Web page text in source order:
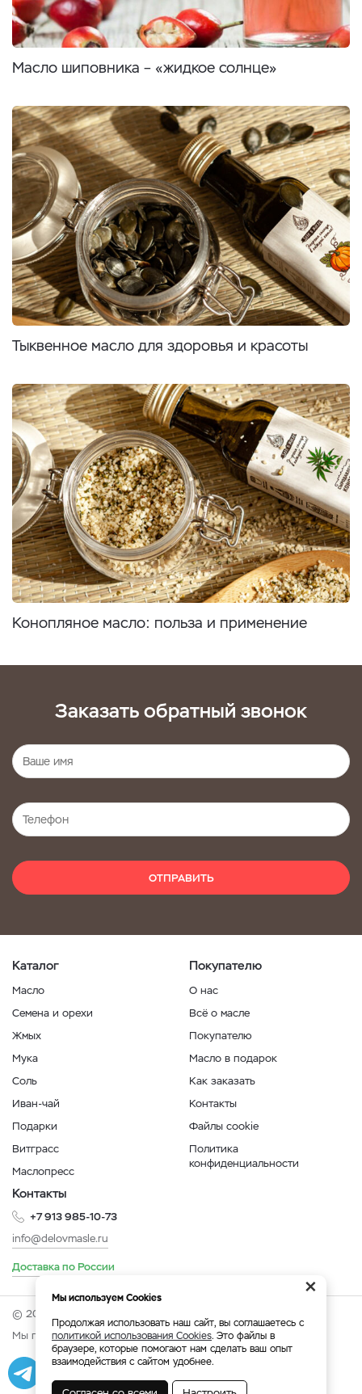
Масло шиповника – «жидкое солнце»
Тыквенное масло для здоровья и красоты
Конопляное масло: польза и применение
Заказать обратный звонок
ОТПРАВИТЬ
Каталог
Масло
Семена и орехи
Жмых
Мука
Соль
Иван-чай
Подарки
Витграсс
Маслопресс
Покупателю
О нас
Всё о масле
Покупателю
Масло в подарок
Как заказать
Контакты
Файлы cookie
Политика
конфиденциальности
Контакты
+7 913 985-10-73
info@delovmasle.ru
Доставка по России
© 2026 Интернет-магазин "Дело в масле".
Мы принимаем:
Разработка Веб-аналитика
×
Мы используем Cookies
Продолжая использовать наш сайт, вы соглашаетесь с
политикой использования Cookies. Это файлы в
браузере, которые помогают нам сделать ваш опыт
взаимодействия с сайтом удобнее.